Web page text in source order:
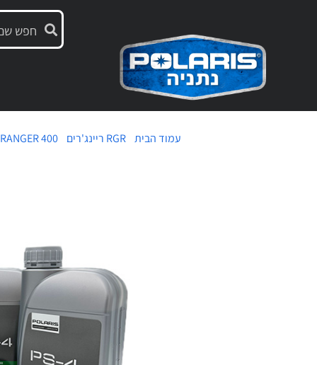
עמוד הבית/ RGR ריינג'רים RANGER 400